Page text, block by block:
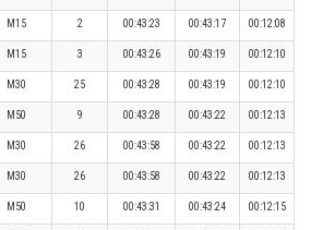
M15 2 00:43:23 00:43:17 00:12:08
M15 3 00:43:26 00:43:19 00:12:10
M30 25 00:43:28 00:43:19 00:12:10
M50 9 00:43:28 00:43:22 00:12:13
M30 26 00:43:58 00:43:22 00:12:13
M30 26 00:43:58 00:43:22 00:12:13
M50 10 00:43:31 00:43:24 00:12:15